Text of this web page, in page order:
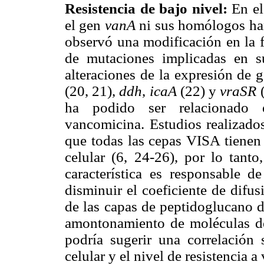
Resistencia de bajo nivel:En
el gen vanA ni sus homólogos
observó una modificación en
de mutaciones implicadas en
alteraciones de la expresión de
(20, 21),ddh, icaA (22) yvraSR
ha podido ser relacionado
vancomicina. Estudios
que todas las cepas VISA
celular (6, 24-26), por lo
característica es responsable
disminuir el coeficiente de
de las capas de peptidoglucano
amontonamiento de moléculas
podría sugerir una
celular y el nivel de resistencia